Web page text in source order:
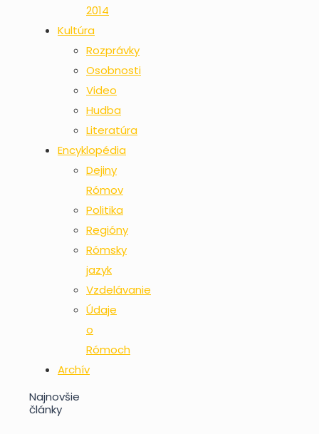
2014
Kultúra
Rozprávky
Osobnosti
Video
Hudba
Literatúra
Encyklopédia
Dejiny
Rómov
Politika
Regióny
Rómsky
jazyk
Vzdelávanie
Údaje
o
Rómoch
Archív
Najnovšie
články